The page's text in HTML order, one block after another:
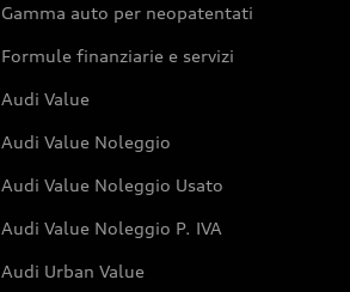
Gamma auto per neopatentati
Formule finanziarie e servizi
Audi Value
Audi Value Noleggio
Audi Value Noleggio Usato
Audi Value Noleggio P. IVA
Audi Urban Value